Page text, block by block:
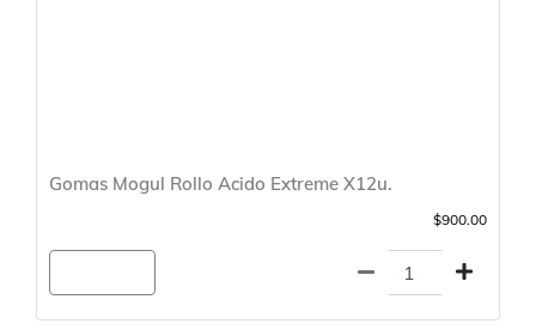
Gomas Mogul Rollo Acido Extreme X12u.
$900.00